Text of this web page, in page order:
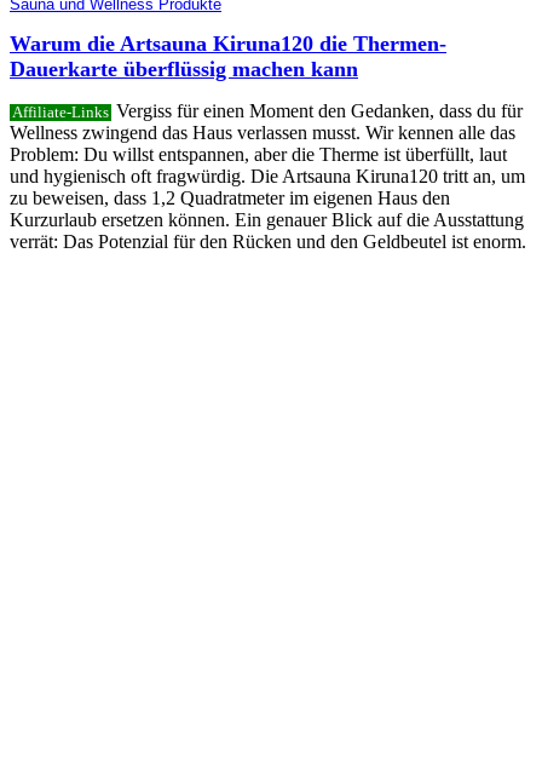
Sauna und Wellness Produkte
Warum die Artsauna Kiruna120 die Thermen-
Dauerkarte überflüssig machen kann
Affiliate-Links Vergiss für einen Moment den Gedanken, dass du für
Wellness zwingend das Haus verlassen musst. Wir kennen alle das
Problem: Du willst entspannen, aber die Therme ist überfüllt, laut
und hygienisch oft fragwürdig. Die Artsauna Kiruna120 tritt an, um
zu beweisen, dass 1,2 Quadratmeter im eigenen Haus den
Kurzurlaub ersetzen können. Ein genauer Blick auf die Ausstattung
verrät: Das Potenzial für den Rücken und den Geldbeutel ist enorm.